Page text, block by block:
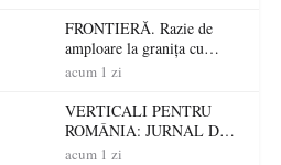
nu a avut niciodată permis
FRONTIERĂ. Razie de
amploare la granița cu
Ungaria! 800 de persoane și
verificate
acum 1 zi
VERTICALI PENTRU
ROMÂNIA: JURNAL DE
CĂLĂTORIE FIJET
acum 1 zi